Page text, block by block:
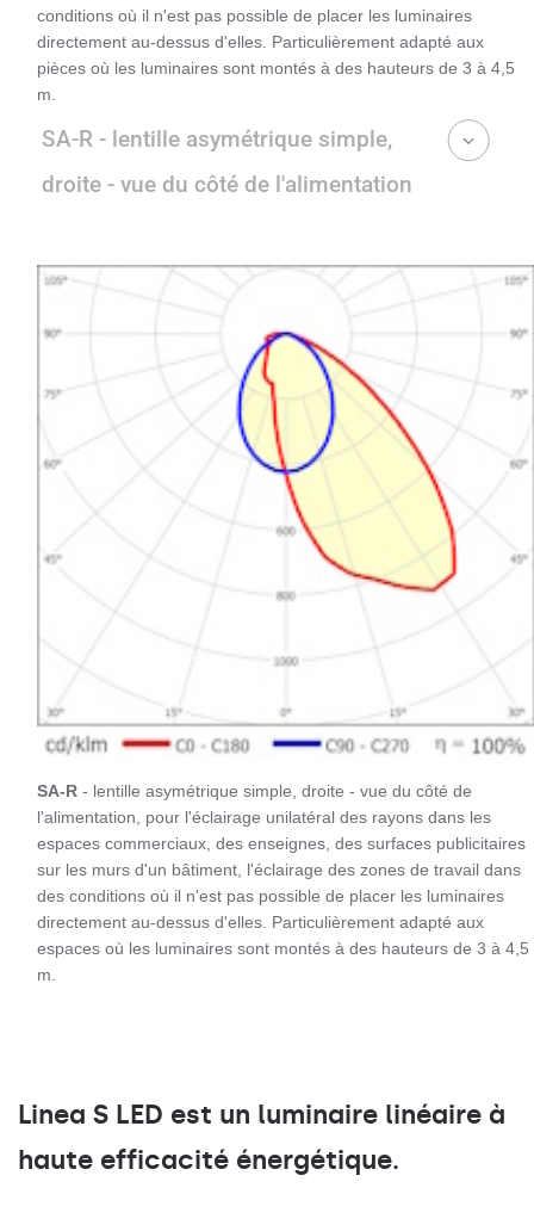
conditions où il n'est pas possible de placer les luminaires
directement au-dessus d'elles. Particulièrement adapté aux
pièces où les luminaires sont montés à des hauteurs de 3 à 4,5
m.
SA-R - lentille asymétrique simple,
droite - vue du côté de l'alimentation
SA-R - lentille asymétrique simple, droite - vue du côté de
l'alimentation, pour l'éclairage unilatéral des rayons dans les
espaces commerciaux, des enseignes, des surfaces publicitaires
sur les murs d'un bâtiment, l'éclairage des zones de travail dans
des conditions où il n'est pas possible de placer les luminaires
directement au-dessus d'elles. Particulièrement adapté aux
espaces où les luminaires sont montés à des hauteurs de 3 à 4,5
m.
Linea S LED est un luminaire linéaire à
haute efficacité énergétique.